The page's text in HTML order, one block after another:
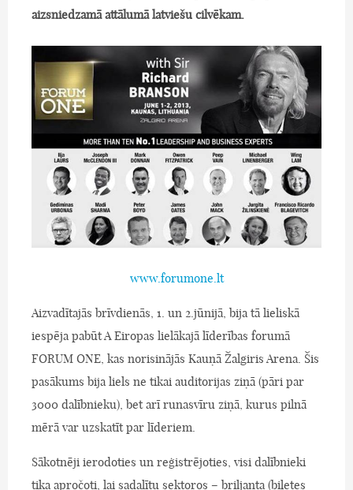
aizsniedzamā attālumā latviešu cilvēkam.
www.forumone.lt
Aizvadītajās brīvdienās, 1. un 2.jūnijā, bija tā lieliskā
iespēja pabūt A Eiropas lielākajā līderības forumā
FORUM ONE, kas norisinājās Kauņā Žalgiris Arena. Šis
pasākums bija liels ne tikai auditorijas ziņā (pāri par
3000 dalībnieku), bet arī runasvīru ziņā, kurus pilnā
mērā var uzskatīt par līderiem.
Sākotnēji ierodoties un reģistrējoties, visi dalībnieki
tika apročoti, lai sadalītu sektoros – briljanta (biļetes